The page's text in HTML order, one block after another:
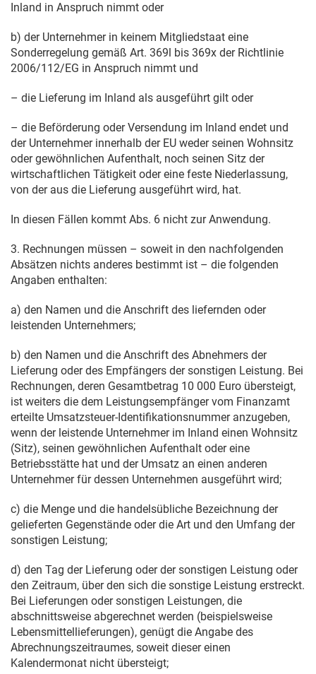
Inland in Anspruch nimmt oder
b) der Unternehmer in keinem Mitgliedstaat eine
Sonderregelung gemäß Art. 369l bis 369x der Richtlinie
2006/112/EG in Anspruch nimmt und
– die Lieferung im Inland als ausgeführt gilt oder
– die Beförderung oder Versendung im Inland endet und
der Unternehmer innerhalb der EU weder seinen Wohnsitz
oder gewöhnlichen Aufenthalt, noch seinen Sitz der
wirtschaftlichen Tätigkeit oder eine feste Niederlassung,
von der aus die Lieferung ausgeführt wird, hat.
In diesen Fällen kommt Abs. 6 nicht zur Anwendung.
3. Rechnungen müssen – soweit in den nachfolgenden
Absätzen nichts anderes bestimmt ist – die folgenden
Angaben enthalten:
a) den Namen und die Anschrift des liefernden oder
leistenden Unternehmers;
b) den Namen und die Anschrift des Abnehmers der
Lieferung oder des Empfängers der sonstigen Leistung. Bei
Rechnungen, deren Gesamtbetrag 10 000 Euro übersteigt,
ist weiters die dem Leistungsempfänger vom Finanzamt
erteilte Umsatzsteuer-Identifikationsnummer anzugeben,
wenn der leistende Unternehmer im Inland einen Wohnsitz
(Sitz), seinen gewöhnlichen Aufenthalt oder eine
Betriebsstätte hat und der Umsatz an einen anderen
Unternehmer für dessen Unternehmen ausgeführt wird;
c) die Menge und die handelsübliche Bezeichnung der
gelieferten Gegenstände oder die Art und den Umfang der
sonstigen Leistung;
d) den Tag der Lieferung oder der sonstigen Leistung oder
den Zeitraum, über den sich die sonstige Leistung erstreckt.
Bei Lieferungen oder sonstigen Leistungen, die
abschnittsweise abgerechnet werden (beispielsweise
Lebensmittellieferungen), genügt die Angabe des
Abrechnungszeitraumes, soweit dieser einen
Kalendermonat nicht übersteigt;